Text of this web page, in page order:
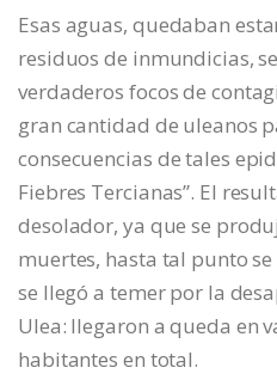
Esas aguas, quedaban
residuos de inmundicias,
verdaderos focos de
gran cantidad de uleanos
consecuencias de tales
Fiebres Tercianas”. El
desolador, ya que se
muertes, hasta tal punto
se llegó a temer por la
Ulea: llegaron a queda en
habitantes en total.